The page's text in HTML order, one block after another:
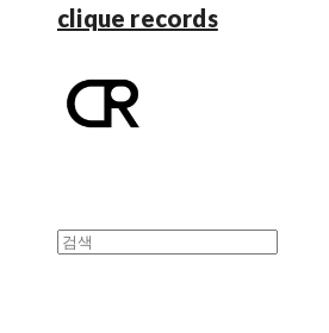
clique records